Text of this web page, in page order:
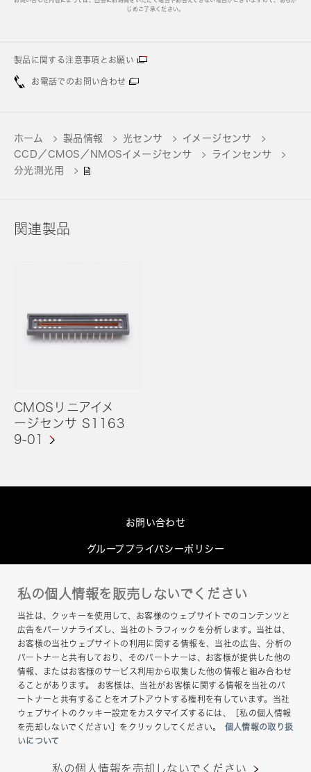
じめご了承ください。
製品に関する注意事項とお願い
お電話でのお問い合わせ
ホーム 製品情報 光センサ
イメージセンサ
CCD／CMOS／NMOSイメージセンサ
ラインセンサ
分光測光用
関連製品
CMOSリニアイメ
ージセンサ S1163
9-01
お問い合わせ
グループプライバシーポリシー
このサイトについて
ヘルプ
サイトマップ
私の個人情報を販売しないでください
当社は、クッキーを使用して、お客様のウェブサイトでのコンテンツと
広告をパーソナライズし、当社のトラフィックを分析します。当社は、
お客様の当社ウェブサイトの利用に関する情報を、当社の広告、分析の
パートナーと共有しており、そのパートナーは、お客様が提供した他の
情報、またはお客様のサービス利用から収集した他の情報と組み合わせ
ることがあります。 お客様は、当社がお客様に関する情報を当社のパ
ートナーと共有することをオプトアウトする権利を有しています。当社
ウェブサイトのクッキー設定をカスタマイズするには、［私の個人情報
を売却しないでください］をクリックしてください。
個人情報の取り扱
いについて
私の個人情報を売却しないでください